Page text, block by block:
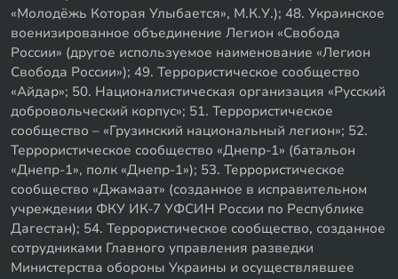
«Молодёжь Которая Улыбается», М.К.У.); 48. Украинское
военизированное объединение Легион «Свобода
России» (другое используемое наименование «Легион
Свобода России»); 49. Террористическое сообщество
«Айдар»; 50. Националистическая организация «Русский
добровольческий корпус»; 51. Террористическое
сообщество – «Грузинский национальный легион»; 52.
Террористическое сообщество «Днепр-1» (батальон
«Днепр-1», полк «Днепр-1»); 53. Террористическое
сообщество «Джамаат» (созданное в исправительном
учреждении ФКУ ИК-7 УФСИН России по Республике
Дагестан); 54. Террористическое сообщество, созданное
сотрудниками Главного управления разведки
Министерства обороны Украины и осуществлявшее